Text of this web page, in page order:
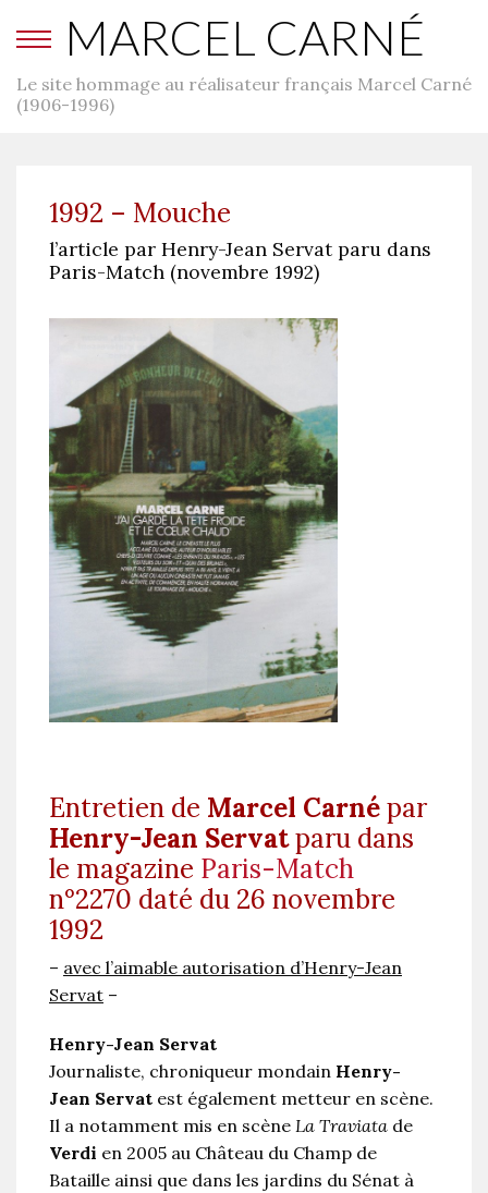
MARCEL CARNÉ
Le site hommage au réalisateur français Marcel Carné
(1906-1996)
1992 – Mouche
l’article par Henry-Jean Servat paru dans
Paris-Match (novembre 1992)
Entretien de Marcel Carnépar
Henry-Jean Servatparu dans
le magazine Paris-Match
n°2270 daté du 26 novembre
1992
– avec l’aimable autorisation d’Henry-Jean
Servat –
Henry-Jean Servat
Journaliste, chroniqueur mondain Henry-
Jean Servat est également metteur en scène.
Il a notamment mis en scène La Traviata de
Verdi en 2005 au Château du Champ de
Bataille ainsi que dans les jardins du Sénat à